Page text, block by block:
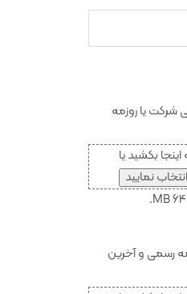
شرکت یا روزمه
اینجا بکشید یا
نمایید
رسمی و آخرین